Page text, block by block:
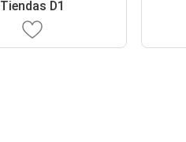
Tiendas D1